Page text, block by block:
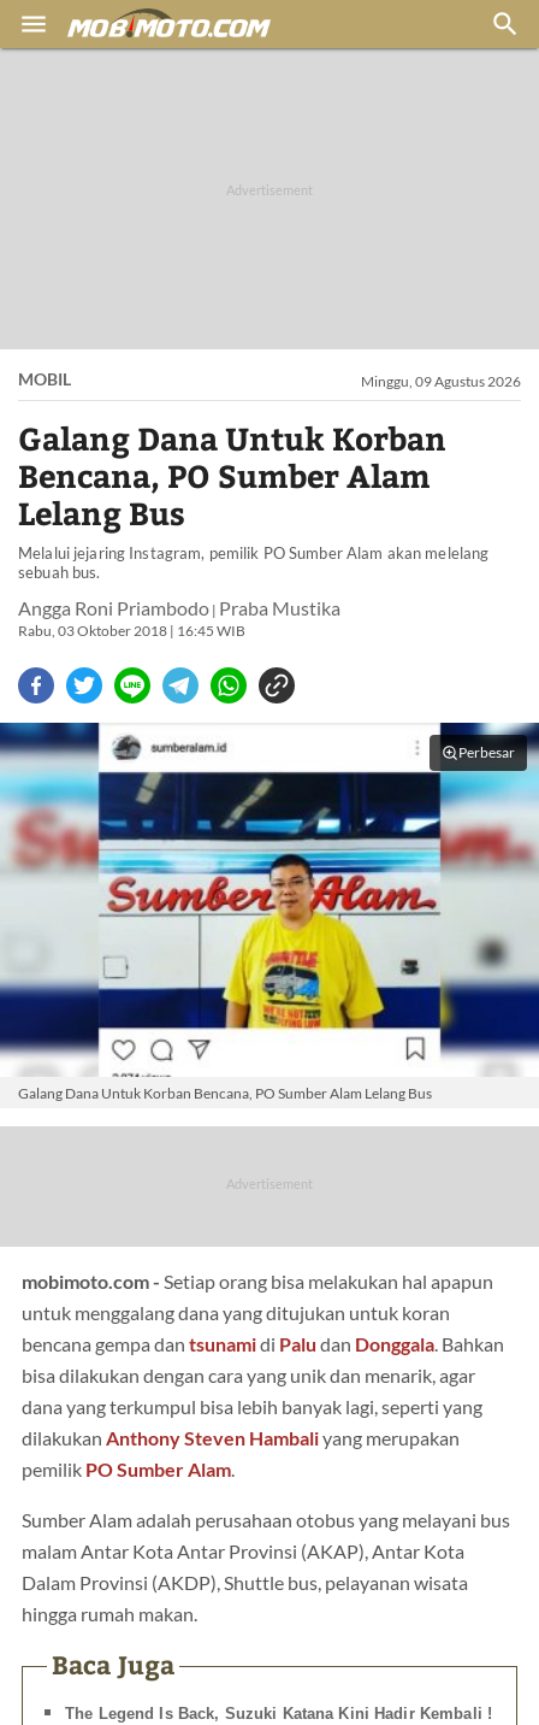
 
MOBIL Minggu, 09 Agustus 2026
Galang Dana Untuk Korban
Bencana, PO Sumber Alam
Lelang Bus
Melalui jejaring Instagram, pemilik PO Sumber Alam akan melelang
sebuah bus.
Angga Roni Priambodo | Praba Mustika
Rabu, 03 Oktober 2018 | 16:45 WIB
Perbesar
Galang Dana Untuk Korban Bencana, PO Sumber Alam Lelang Bus
mobimoto.com - Setiap orang bisa melakukan hal apapun
untuk menggalang dana yang ditujukan untuk koran
bencana gempa dan tsunamidi Palu dan Donggala. Bahkan
bisa dilakukan dengan cara yang unik dan menarik, agar
dana yang terkumpul bisa lebih banyak lagi, seperti yang
dilakukan Anthony Steven Hambaliyang merupakan
pemilik PO Sumber Alam.
Sumber Alam adalah perusahaan otobus yang melayani bus
malam Antar Kota Antar Provinsi (AKAP), Antar Kota
Dalam Provinsi (AKDP), Shuttle bus, pelayanan wisata
hingga rumah makan.
Baca Juga
The Legend Is Back, Suzuki Katana Kini Hadir Kembali !